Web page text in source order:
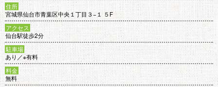
住所
宮城県仙台市青葉区中央１丁目３−１ ５F
アクセス
仙台駅徒歩2分
駐車場
あり／※有料
料金
無料